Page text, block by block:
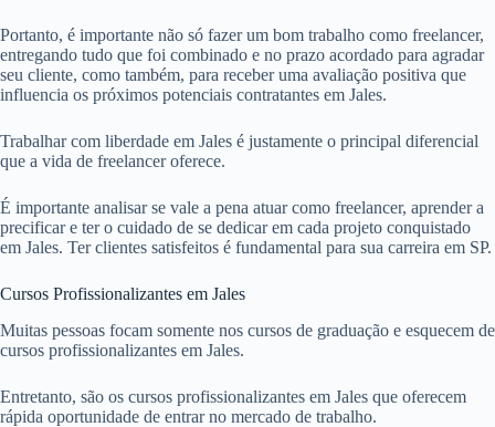
Portanto, é importante não só fazer um bom trabalho como freelancer,
entregando tudo que foi combinado e no prazo acordado para agradar
seu cliente, como também, para receber uma avaliação positiva que
influencia os próximos potenciais contratantes em Jales.
Trabalhar com liberdade em Jales é justamente o principal diferencial
que a vida de freelancer oferece.
É importante analisar se vale a pena atuar como freelancer, aprender a
precificar e ter o cuidado de se dedicar em cada projeto conquistado
em Jales. Ter clientes satisfeitos é fundamental para sua carreira em SP.
Cursos Profissionalizantes em Jales
Muitas pessoas focam somente nos cursos de graduação e esquecem de
cursos profissionalizantes em Jales.
Entretanto, são os cursos profissionalizantes em Jales que oferecem
rápida oportunidade de entrar no mercado de trabalho.